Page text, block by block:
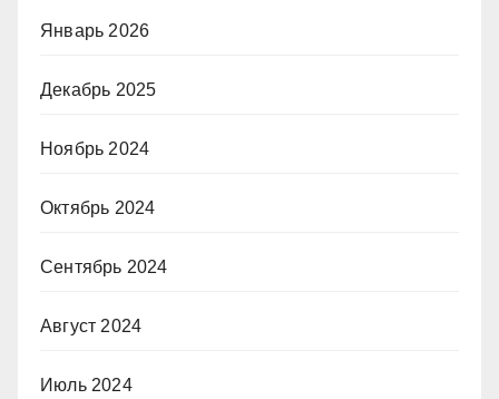
Январь 2026
Декабрь 2025
Ноябрь 2024
Октябрь 2024
Сентябрь 2024
Август 2024
Июль 2024